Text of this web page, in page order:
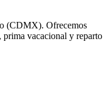
(CDMX). Ofrecemos
prima vacacional y reparto